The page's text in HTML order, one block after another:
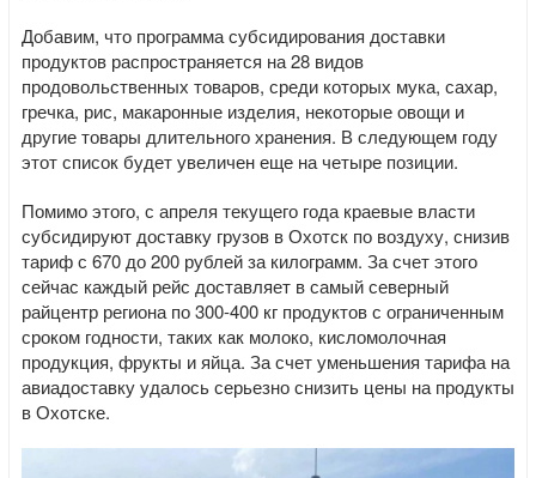
Добавим, что программа субсидирования доставки
продуктов распространяется на 28 видов
продовольственных товаров, среди которых мука, сахар,
гречка, рис, макаронные изделия, некоторые овощи и
другие товары длительного хранения. В следующем году
этот список будет увеличен еще на четыре позиции.
Помимо этого, с апреля текущего года краевые власти
субсидируют доставку грузов в Охотск по воздуху, снизив
тариф с 670 до 200 рублей за килограмм. За счет этого
сейчас каждый рейс доставляет в самый северный
райцентр региона по 300-400 кг продуктов с ограниченным
сроком годности, таких как молоко, кисломолочная
продукция, фрукты и яйца. За счет уменьшения тарифа на
авиадоставку удалось серьезно снизить цены на продукты
в Охотске.